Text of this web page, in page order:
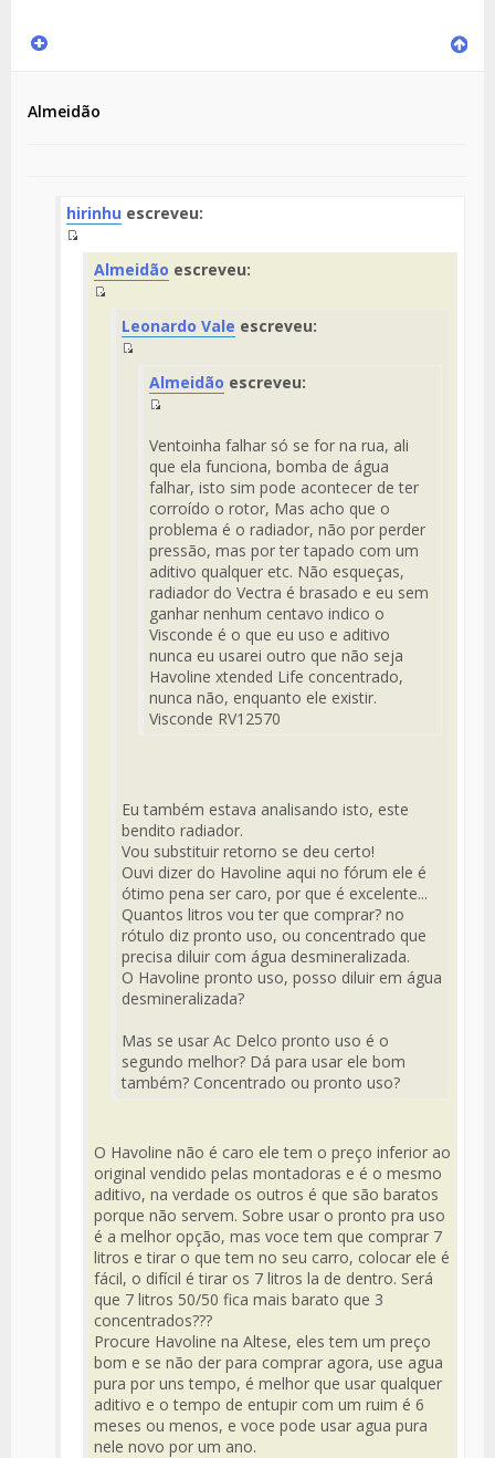
Almeidão
hirinhu escreveu:
Fuente
del
Mensaje
Almeidão escreveu:
del
Mensaje
Leonardo Vale escreveu:
del
Mensaje
Almeidão escreveu:
del
Mensaje
Ventoinha falhar só se for na rua, ali
que ela funciona, bomba de água
falhar, isto sim pode acontecer de ter
corroído o rotor, Mas acho que o
problema é o radiador, não por perder
pressão, mas por ter tapado com um
aditivo qualquer etc. Não esqueças,
radiador do Vectra é brasado e eu sem
ganhar nenhum centavo indico o
Visconde é o que eu uso e aditivo
nunca eu usarei outro que não seja
Havoline xtended Life concentrado,
nunca não, enquanto ele existir.
Visconde RV12570
Eu também estava analisando isto, este
bendito radiador.
Vou substituir retorno se deu certo!
Ouvi dizer do Havoline aqui no fórum ele é
ótimo pena ser caro, por que é excelente...
Quantos litros vou ter que comprar? no
rótulo diz pronto uso, ou concentrado que
precisa diluir com água desmineralizada.
O Havoline pronto uso, posso diluir em água
desmineralizada?
Mas se usar Ac Delco pronto uso é o
segundo melhor? Dá para usar ele bom
também? Concentrado ou pronto uso?
O Havoline não é caro ele tem o preço inferior ao
original vendido pelas montadoras e é o mesmo
aditivo, na verdade os outros é que são baratos
porque não servem. Sobre usar o pronto pra uso
é a melhor opção, mas voce tem que comprar 7
litros e tirar o que tem no seu carro, colocar ele é
fácil, o difícil é tirar os 7 litros la de dentro. Será
que 7 litros 50/50 fica mais barato que 3
concentrados???
Procure Havoline na Altese, eles tem um preço
bom e se não der para comprar agora, use agua
pura por uns tempo, é melhor que usar qualquer
aditivo e o tempo de entupir com um ruim é 6
meses ou menos, e voce pode usar agua pura
nele novo por um ano.